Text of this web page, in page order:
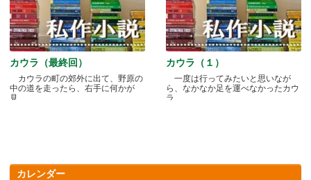
カウラ（最終回）
カウラの町の郊外に出て、野原の
中の道を走ったら、右手に何かが
見.....
カウラ（１）
一度は行ってみたいと思いなが
ら、なかなか足を運べなかったカウ
ラ.....
カレンダー